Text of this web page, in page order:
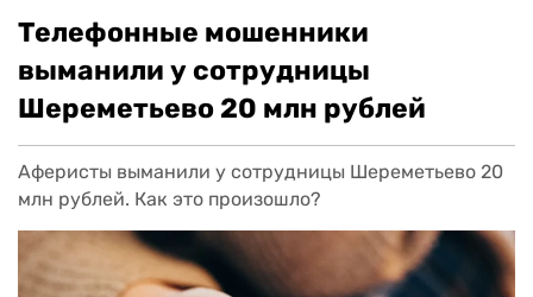
Телефонные мошенники
выманили у сотрудницы
Шереметьево 20 млн рублей
Аферисты выманили у сотрудницы Шереметьево 20
млн рублей. Как это произошло?